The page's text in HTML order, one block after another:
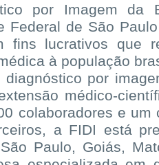
por Imagem da
Federal de São
fins lucrativos que
à população
por
médico-
colaboradores e
a FIDI está
Paulo, Goiás,